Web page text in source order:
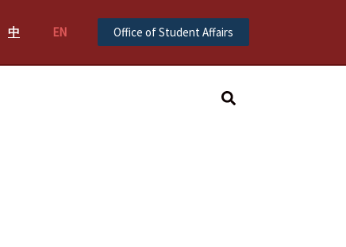
中 EN Office of Student Affairs
Search